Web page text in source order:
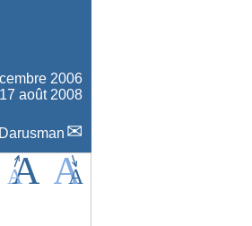
2006
août 2008